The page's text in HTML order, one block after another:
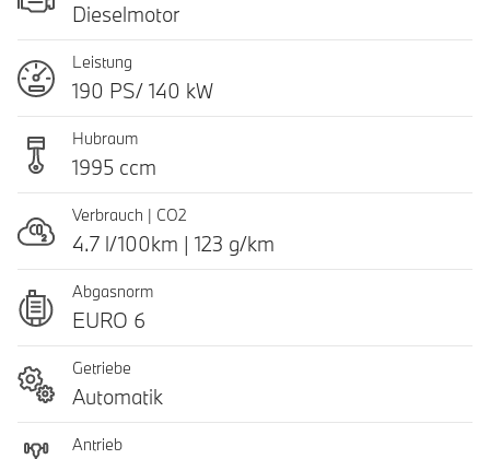
Dieselmotor
Leistung
190 PS/ 140 kW
Hubraum
1995 ccm
Verbrauch | CO2
4.7 l/100km | 123 g/km
Abgasnorm
EURO 6
Getriebe
Automatik
Antrieb